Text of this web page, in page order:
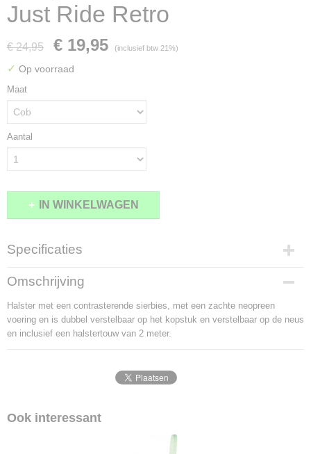
Just Ride Retro
€ 24,95 € 19,95 (inclusief btw 21%)
✓ Op voorraad
Maat
Aantal
IN WINKELWAGEN
Specificaties
Productcode
2095-10062
Omschrijving
Halster met een contrasterende sierbies, met een zachte neopreen
voering en is dubbel verstelbaar op het kopstuk en verstelbaar op de neus
en inclusief een halstertouw van 2 meter.
Ook interessant